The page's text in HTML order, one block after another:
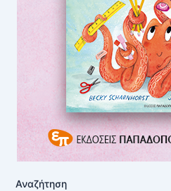
Αναζήτηση